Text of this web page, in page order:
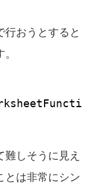
行おうとすると
しそうに見え
とは非常にシン